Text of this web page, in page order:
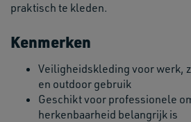
praktisch te kleden.
Kenmerken
Veiligheidskleding voor werk,
en outdoor gebruik
Geschikt voor professionele
herkenbaarheid belangrijk is